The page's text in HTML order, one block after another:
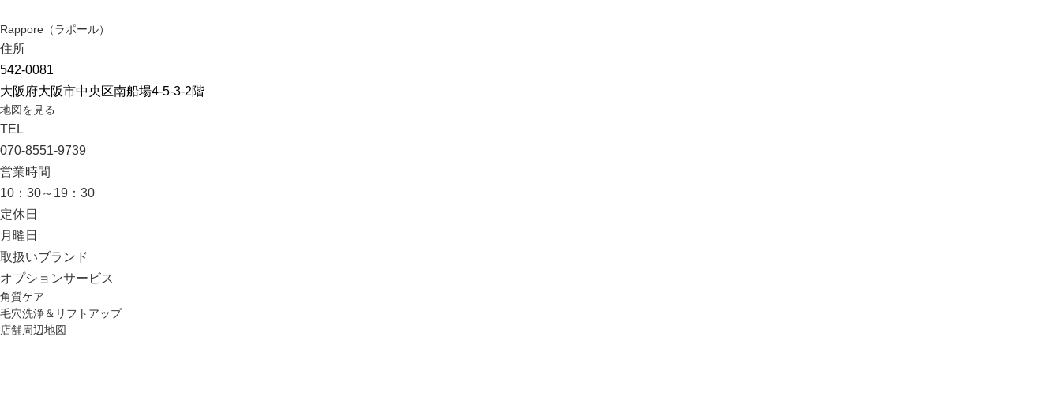
Rappore（ラポール）
住所
542-0081
大阪府大阪市中央区南船場4-5-3-2階
地図を見る
TEL
070-8551-9739
営業時間
10：30～19：30
定休日
月曜日
取扱いブランド
オプションサービス
角質ケア
毛穴洗浄＆リフトアップ
店舗周辺地図